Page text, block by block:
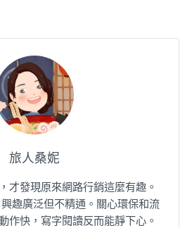
旅人桑妮
才發現原來網路行銷這麼有趣。
趣廣泛但不精通。關心環保和流
作快，寫字閱讀反而能靜下心。